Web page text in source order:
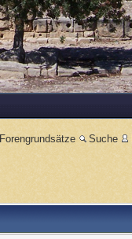
Forengrundsätze Suche